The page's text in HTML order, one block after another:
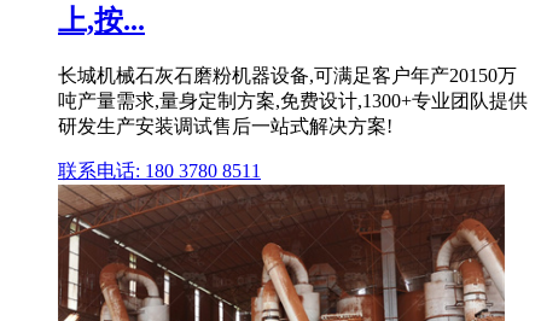
上,按...
长城机械石灰石磨粉机器设备,可满足客户年产20150万
吨产量需求,量身定制方案,免费设计,1300+专业团队提供
研发生产安装调试售后一站式解决方案!
联系电话: 180 3780 8511